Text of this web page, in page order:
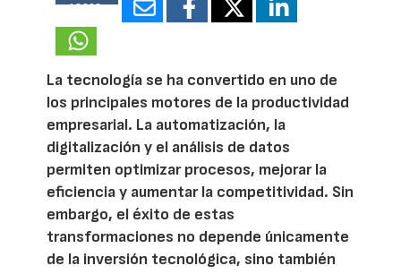
18203
La tecnología se ha convertido en uno de
los principales motores de la productividad
empresarial. La automatización, la
digitalización y el análisis de datos
permiten optimizar procesos, mejorar la
eficiencia y aumentar la competitividad. Sin
embargo, el éxito de estas
transformaciones no depende únicamente
de la inversión tecnológica, sino también